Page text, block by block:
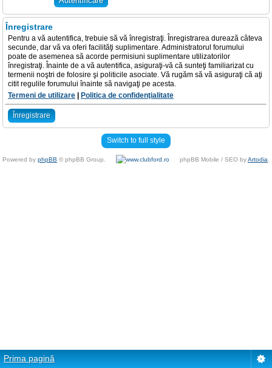
Înregistrare
Pentru a vă autentifica, trebuie să vă înregistraţi. Înregistrarea durează câteva
secunde, dar vă va oferi facilităţi suplimentare. Administratorul forumului
poate de asemenea să acorde permisiuni suplimentare utilizatorilor
înregistraţi. Înainte de a vă autentifica, asiguraţi-vă că sunteţi familiarizat cu
termenii noştri de folosire şi politicile asociate. Vă rugăm să vă asiguraţi că aţi
citit regulile forumului înainte să navigaţi pe acesta.
Termeni de utilizare
Politica de confidenţialitate
Înregistrare
Switch to full style
Powered by phpBB © phpBB Group. phpBB Mobile / SEO byArtodia
Prima pagină